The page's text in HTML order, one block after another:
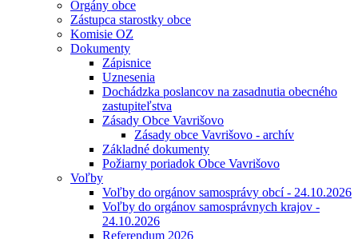
Orgány obce
Zástupca starostky obce
Komisie OZ
Dokumenty
Zápisnice
Uznesenia
Dochádzka poslancov na zasadnutia obecného
zastupiteľstva
Zásady Obce Vavrišovo
Zásady obce Vavrišovo - archív
Základné dokumenty
Požiarny poriadok Obce Vavrišovo
Voľby
Voľby do orgánov samosprávy obcí - 24.10.2026
Voľby do orgánov samosprávnych krajov -
24.10.2026
Referendum 2026